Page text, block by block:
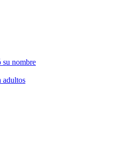
nombre
adultos